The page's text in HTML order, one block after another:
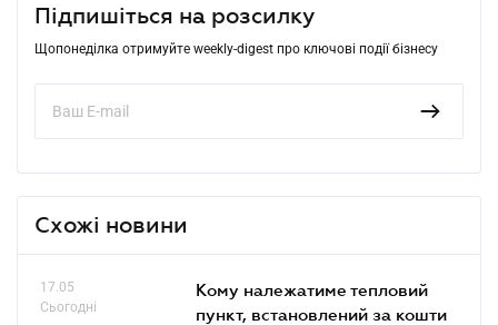
Підпишіться на розсилку
Щопонеділка отримуйте weekly-digest про ключові події бізнесу
Схожі новини
17.05
Сьогодні
Кому належатиме тепловий
пункт, встановлений за кошти